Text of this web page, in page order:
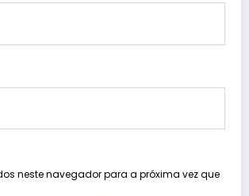
neste navegador para a próxima vez que